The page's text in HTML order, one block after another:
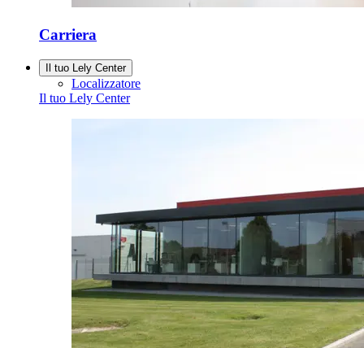
Carriera
Il tuo Lely Center
Localizzatore
Il tuo Lely Center